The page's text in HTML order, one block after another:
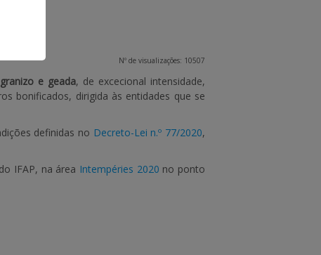
Nº de visualizações: 10507
e geada, de excecional intensidade,
bonificados, dirigida às entidades que se
definidas no Decreto-Lei n.º 77/2020,
IFAP, na área Intempéries 2020 no ponto